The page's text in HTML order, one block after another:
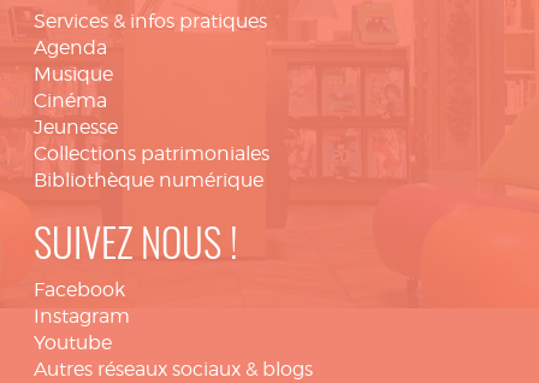
Services & infos pratiques
Agenda
Musique
Cinéma
Jeunesse
Collections patrimoniales
Bibliothèque numérique
SUIVEZ NOUS !
Facebook
Instagram
Youtube
Autres réseaux sociaux & blogs